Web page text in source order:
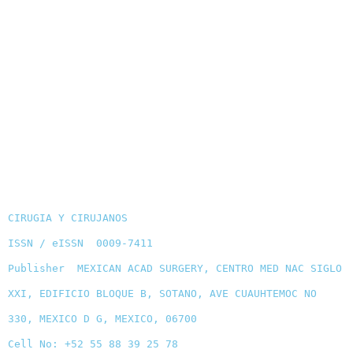
CIRUGIA Y CIRUJANOS
ISSN / eISSN 0009-7411
Publisher MEXICAN ACAD SURGERY, CENTRO MED NAC SIGLO
XXI, EDIFICIO BLOQUE B, SOTANO, AVE CUAUHTEMOC NO
330, MEXICO D G, MEXICO, 06700
Cell No: +52 55 88 39 25 78